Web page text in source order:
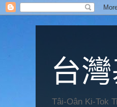
台
Tâi-Oân Ki-Tok